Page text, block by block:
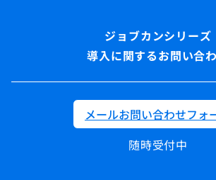
導入に関するお問い合
メールお問い合わせフォ
随時受付中